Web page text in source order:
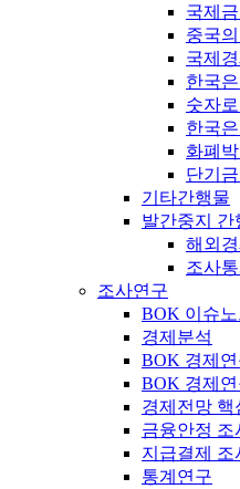
국제
중국
국제
한국
숫자
한국
화폐
단기
기타간행물
발간중지 간
해외
조사
조사연구
BOK 이슈노
경제분석
BOK 경제연
BOK 경제
경제전망 핵
금융안정 조
지급결제 조
통계연구